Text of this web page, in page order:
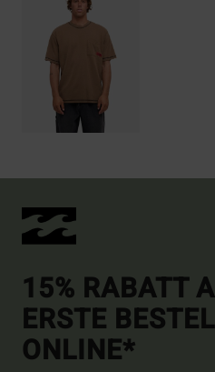
15% RABATT
ERSTE
ONLINE*